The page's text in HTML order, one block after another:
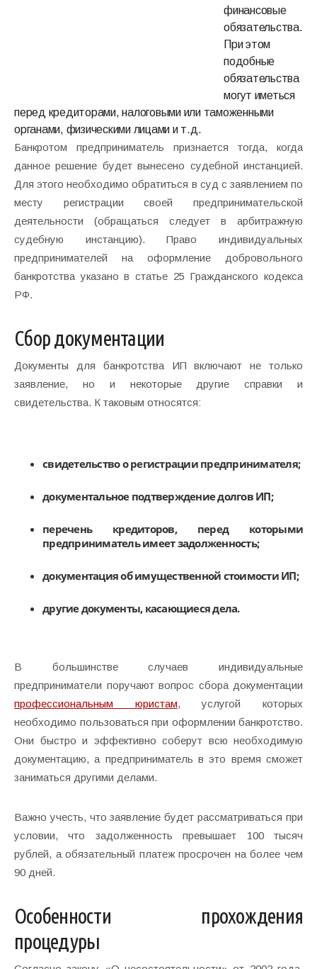
финансовые
обязательства.
При этом
подобные
обязательства
могут иметься
перед кредиторами, налоговыми или таможенными
органами, физическими лицами и т.д.
Банкротом предприниматель признается тогда, когда
данное решение будет вынесено судебной инстанцией.
Для этого необходимо обратиться в суд с заявлением по
месту регистрации своей предпринимательской
деятельности (обращаться следует в арбитражную
судебную инстанцию). Право индивидуальных
предпринимателей на оформление добровольного
банкротства указано в статье 25 Гражданского кодекса
РФ.
Сбор документации
Документы для банкротства ИП включают не только
заявление, но и некоторые другие справки и
свидетельства. К таковым относятся:
свидетельство о регистрации предпринимателя;
документальное подтверждение долгов ИП;
перечень кредиторов, перед которыми
предприниматель имеет задолженность;
документация об имущественной стоимости ИП;
другие документы, касающиеся дела.
В большинстве случаев индивидуальные
предприниматели поручают вопрос сбора документации
профессиональным юристам, услугой которых
необходимо пользоваться при оформлении банкротство.
Они быстро и эффективно соберут всю необходимую
документацию, а предприниматель в это время сможет
заниматься другими делами.
Важно учесть, что заявление будет рассматриваться при
условии, что задолженность превышает 100 тысяч
рублей, а обязательный платеж просрочен на более чем
90 дней.
Особенности прохождения
процедуры